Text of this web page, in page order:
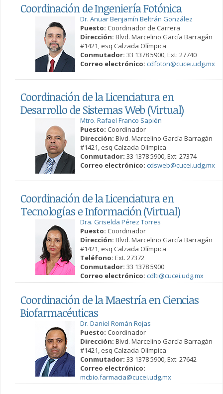
Coordinación de Ingeniería Fotónica
Dr. Anuar Benjamín Beltrán González
Puesto: Coordinador de Carrera
Dirección: Blvd. Marcelino García Barragán
#1421, esq Calzada Olímpica
Conmutador: 33 1378 5900, Ext: 27740
Correo electrónico: cdfoton@cucei.udg.mx
Coordinación de la Licenciatura en
Desarrollo de Sistemas Web (Virtual)
Mtro. Rafael Franco Sapién
Puesto: Coordinador
Dirección: Blvd. Marcelino García Barragán
#1421, esq Calzada Olímpica
Conmutador: 33 1378 5900, Ext: 27374
Correo electrónico: cdsweb@cucei.udg.mx
Coordinación de la Licenciatura en
Tecnologías e Información (Virtual)
Dra. Griselda Pérez Torres
Puesto: Coordinador
Dirección: Blvd. Marcelino García Barragán
#1421, esq Calzada Olímpica
Teléfono: Ext. 27372
Conmutador: 33 1378 5900
Correo electrónico: cdlti@cucei.udg.mx
Coordinación de la Maestría en Ciencias
Biofarmacéuticas
Dr. Daniel Román Rojas
Puesto: Coordinador
Dirección: Blvd. Marcelino García Barragán
#1421, esq Calzada Olímpica
Conmutador: 33 1378 5900, Ext: 27642
Correo electrónico:
mcbio.farmacia@cucei.udg.mx